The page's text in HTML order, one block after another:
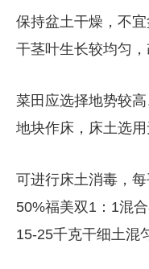
保持盆土干燥，不
干茎叶生长较均匀
菜田应选择地势较
地块作床，床土选
可进行床土消毒，
50%福美双1：1混
15-25千克干细土混